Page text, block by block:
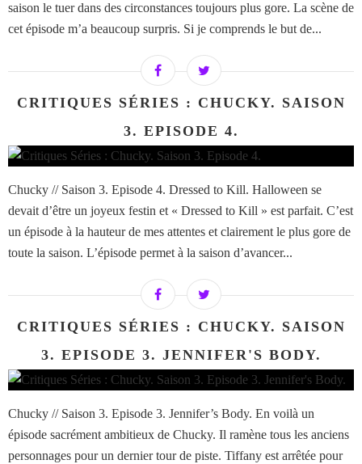
saison le tuer dans des circonstances toujours plus gore. La scène de
cet épisode m’a beaucoup surpris. Si je comprends le but de...
CRITIQUES SÉRIES : CHUCKY. SAISON
3. EPISODE 4.
Chucky // Saison 3. Episode 4. Dressed to Kill. Halloween se
devait d’être un joyeux festin et « Dressed to Kill » est parfait. C’est
un épisode à la hauteur de mes attentes et clairement le plus gore de
toute la saison. L’épisode permet à la saison d’avancer...
CRITIQUES SÉRIES : CHUCKY. SAISON
3. EPISODE 3. JENNIFER'S BODY.
Chucky // Saison 3. Episode 3. Jennifer’s Body. En voilà un
épisode sacrément ambitieux de Chucky. Il ramène tous les anciens
personnages pour un dernier tour de piste. Tiffany est arrêtée pour